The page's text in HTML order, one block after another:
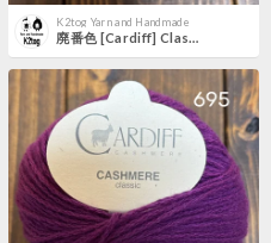
K2tog Yarn and Handmade
廃番色 [Cardiff] Classic - 731 (Japan Blue)